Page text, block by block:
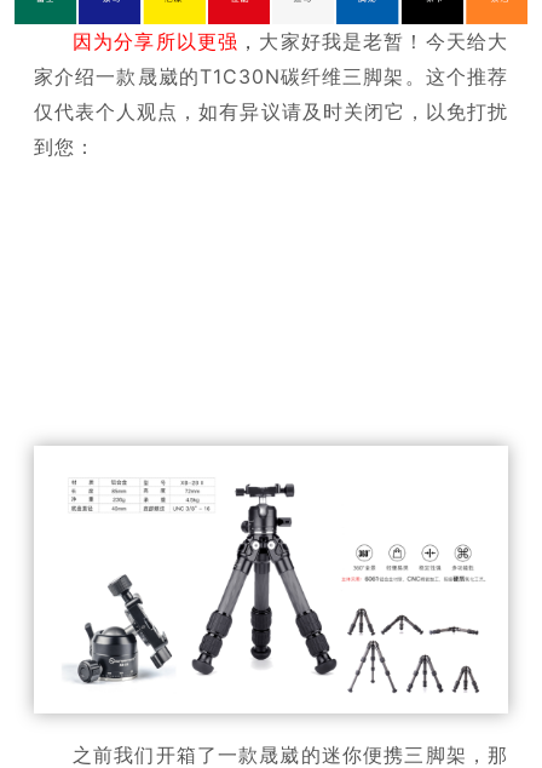
因为分享所以更强 ， 大家好我是老暂！ 今天给大
家介绍一款晟崴的T1C30N碳纤维三脚架。 这个推荐
仅代表个人观点，如有异议请及时关闭它，以免打扰
到您：
之前我们开箱了一款晟崴的迷你便携三脚架，那